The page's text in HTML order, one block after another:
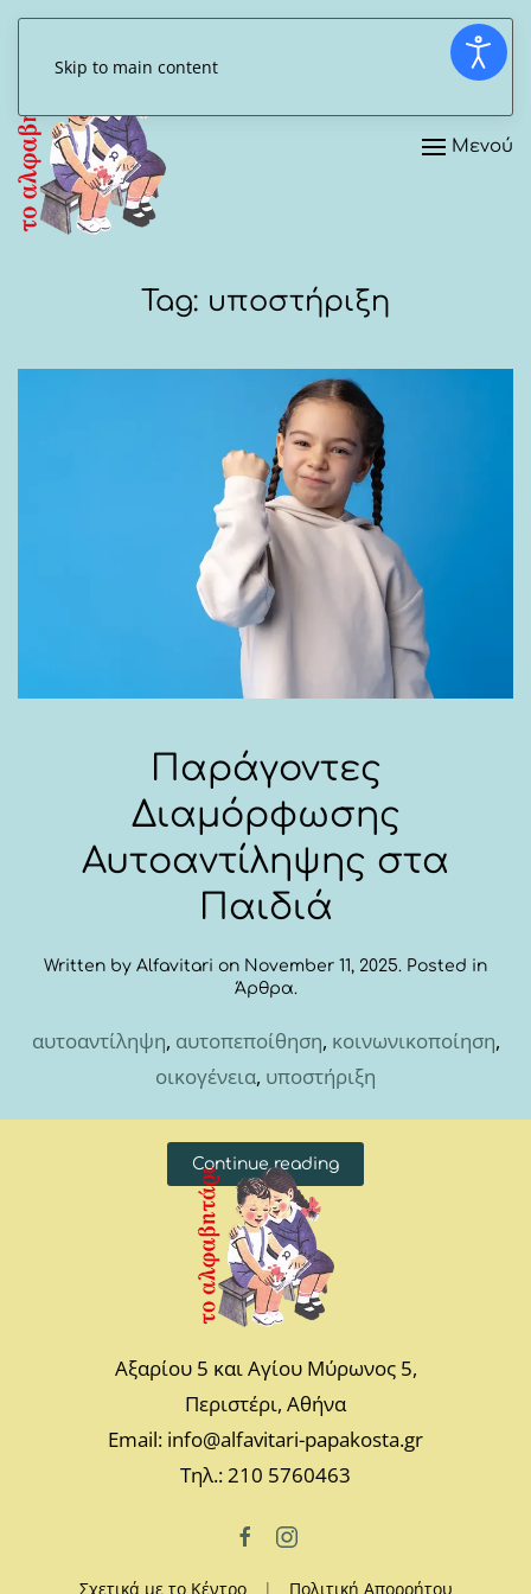
Skip to main content
Μενού
Tag: υποστήριξη
Παράγοντες
Διαμόρφωσης
Αυτοαντίληψης στα
Παιδιά
Written by Alfavitari on November 11, 2025. Posted in
Άρθρα.
αυτοαντίληψη, αυτοπεποίθηση, κοινωνικοποίηση,
οικογένεια, υποστήριξη
Continue reading
Αξαρίου 5 και Αγίου Μύρωνος 5,
Περιστέρι, Αθήνα
Email: info@alfavitari-papakosta.gr
Τηλ.: 210 5760463
Σχετικά με το Κέντρο| Πολιτική Απορρήτου